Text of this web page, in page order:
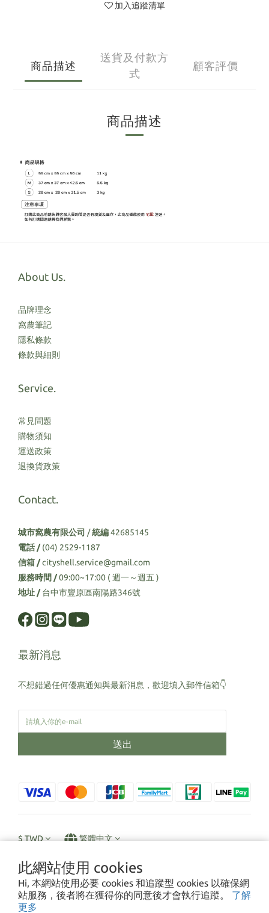
此網站使用 cookies
Hi, 本網站使用必要 cookies 和追蹤型 cookies 以確保網
站服務，後者將在獲得你的同意後才會執行追蹤。 了解
更多
加入追蹤清單
商品描述
送貨及付款方
式
顧客評價
商品描述
About Us.
品牌理念
窩農筆記
隱私條款
條款與細則
Service.
常見問題
購物須知
運送政策
退換貨政策
Contact.
城市窩農有限公司 /統編42685145
電話 /(04) 2529-1187
信箱 /cityshell.service@gmail.com
服務時間 /09:00~17:00 ( 週一～週五 )
地址 /台中市豐原區南陽路346號
最新消息
不想錯過任何優惠通知與最新消息，歡迎填入郵件信箱👇
送出
$TWD 繁體中文
2022 © Cityshell 城市窩農